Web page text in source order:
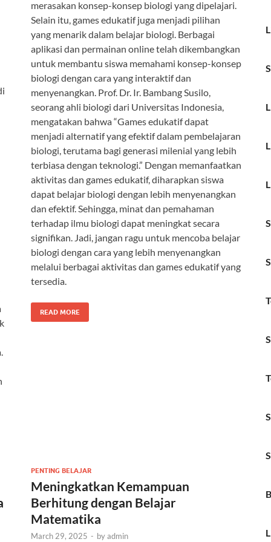
merasakan konsep-konsep biologi yang dipelajari.
Selain itu, games edukatif juga menjadi pilihan
yang menarik dalam belajar biologi. Berbagai
aplikasi dan permainan online telah dikembangkan
untuk membantu siswa memahami konsep-konsep
biologi dengan cara yang interaktif dan
menyenangkan. Prof. Dr. Ir. Bambang Susilo,
seorang ahli biologi dari Universitas Indonesia,
mengatakan bahwa “Games edukatif dapat
menjadi alternatif yang efektif dalam pembelajaran
biologi, terutama bagi generasi milenial yang lebih
terbiasa dengan teknologi.” Dengan memanfaatkan
aktivitas dan games edukatif, diharapkan siswa
dapat belajar biologi dengan lebih menyenangkan
dan efektif. Sehingga, minat dan pemahaman
terhadap ilmu biologi dapat meningkat secara
signifikan. Jadi, jangan ragu untuk mencoba belajar
biologi dengan cara yang lebih menyenangkan
melalui berbagai aktivitas dan games edukatif yang
tersedia.
READ MORE
PENTING BELAJAR
Meningkatkan Kemampuan
Berhitung dengan Belajar
Matematika
March 29, 2025 - byadmin